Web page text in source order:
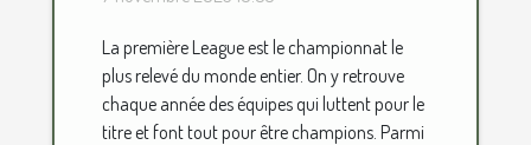
La première League est le championnat le
plus relevé du monde entier. On y retrouve
chaque année des équipes qui luttent pour le
titre et font tout pour être champions. Parmi